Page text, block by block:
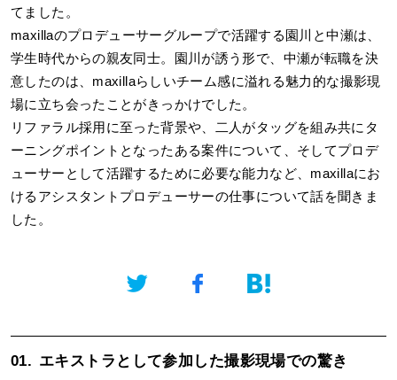
てました。
maxillaのプロデューサーグループで活躍する園川と中瀬は、
学生時代からの親友同士。園川が誘う形で、中瀬が転職を決
意したのは、maxillaらしいチーム感に溢れる魅力的な撮影現
場に立ち会ったことがきっかけでした。
リファラル採用に至った背景や、二人がタッグを組み共にタ
ーニングポイントとなったある案件について、そしてプロデ
ューサーとして活躍するために必要な能力など、maxillaにお
けるアシスタントプロデューサーの仕事について話を聞きま
した。
01. エキストラとして参加した撮影現場での驚き